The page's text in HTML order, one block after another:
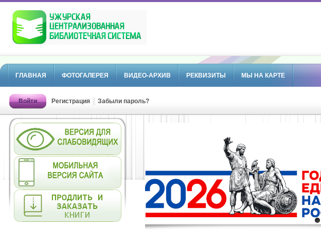
ГЛАВНАЯ ФОТОГАЛЕРЕЯ ВИДЕО-АРХИВ РЕКВИЗИТЫ МЫ НА КАРТЕ
Войти Регистрация Забыли пароль?